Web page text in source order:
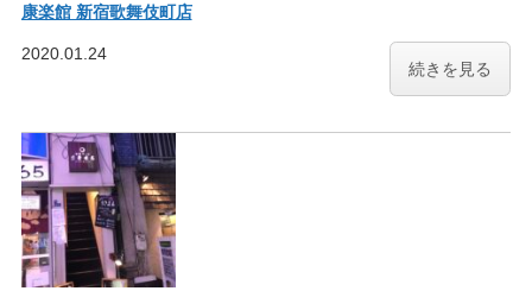
康楽館 新宿歌舞伎町店
続きを見る
2020.01.24